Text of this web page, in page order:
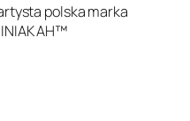
polska marka
AH™